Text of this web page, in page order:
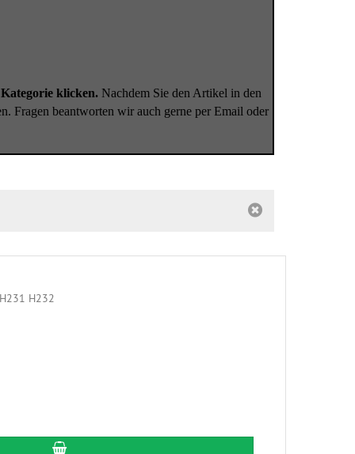
klicken. Nachdem Sie den Artikel in den
Fragen beantworten wir auch gerne per Email oder
In den Warenkorb